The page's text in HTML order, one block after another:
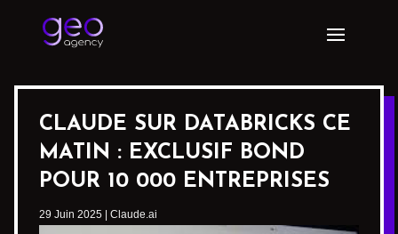
CLAUDE SUR DATABRICKS CE
MATIN : EXCLUSIF BOND
POUR 10 000 ENTREPRISES
29 Juin 2025 Claude.ai